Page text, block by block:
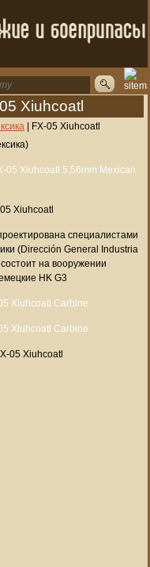
Xiuhcoatl
| FX-05 Xiuhcoatl
Xiuhcoatl
специалистами
(Dirección General Industria
на вооружении
HK G3
05 Xiuhcoatl